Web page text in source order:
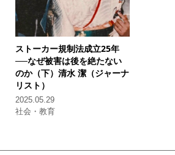
ストーカー規制法成立25年
──なぜ被害は後を絶たない
のか（下） 清水 潔（ジャーナ
リスト）
2025.05.29
社会・教育